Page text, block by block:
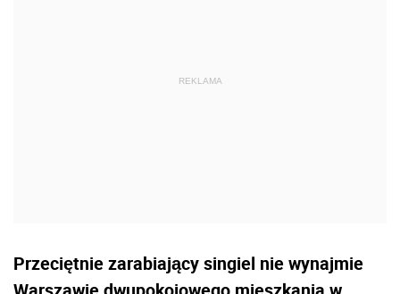
Przeciętnie zarabiający singiel nie wynajmie